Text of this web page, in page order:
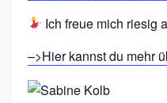
F
A
U
Ich freue mich riesig
–>Hier kannst du mehr